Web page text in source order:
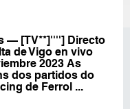
— [TV**]''''] Directo
de Vigo en vivo
2023 As
dos partidos do
de Ferrol ...